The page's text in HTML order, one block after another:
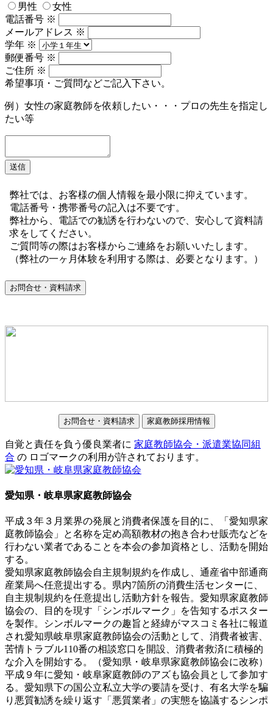
男性
女性
電話番号 ※
メールアドレス ※
学年 ※
郵便番号 ※
ご住所 ※
希望事項・ご質問などご記入下さい。
例）女性の家庭教師を依頼したい・・・プロの先生を指定し
たい等
送信
弊社では、お客様の個人情報を最小限に抑えています。
電話番号・携帯番号の記入は不要です。
弊社から、電話での勧誘を行わないので、安心して資料請
求をしてください。
ご質問等の際はお客様からご連絡をお願いいたします。
（弊社の一ヶ月体験を利用する際は、必要となります。）
お問合せ・資料請求
お問合せ・資料請求 家庭教師採用情報
自覚と責任を負う優良業者に 家庭教師協会・派遣業協同組
合 の ロゴマークの利用が許されております。
愛知県・岐阜県家庭教師協会
平成３年３月業界の発展と消費者保護を目的に、「愛知県家
庭教師協会」と名称を定め高額教材の抱き合わせ販売などを
行わない業者であることを本会の参加資格とし、活動を開始
する。
愛知県家庭教師協会自主規制規約を作成し、通産省中部通商
産業局へ任意提出する。県内7箇所の消費生活センターに、
自主規制規約を任意提出し活動方針を報告。愛知県家庭教師
協会の、目的を現す「シンボルマーク」を告知するポスター
を製作。シンボルマークの趣旨と経緯がマスコミ各社に報道
され愛知県岐阜県家庭教師協会の活動として、消費者被害、
苦情トラブル110番の相談窓口を開設、消費者救済に積極的
な介入を開始する。（愛知県・岐阜県家庭教師協会に改称）
平成９年に愛知・岐阜家庭教師のアズも協会員として参加す
る。愛知県下の国公立私立大学の要請を受け、有名大学を騙
り悪質勧誘を繰り返す「悪質業者」の実態を協議するシンポ